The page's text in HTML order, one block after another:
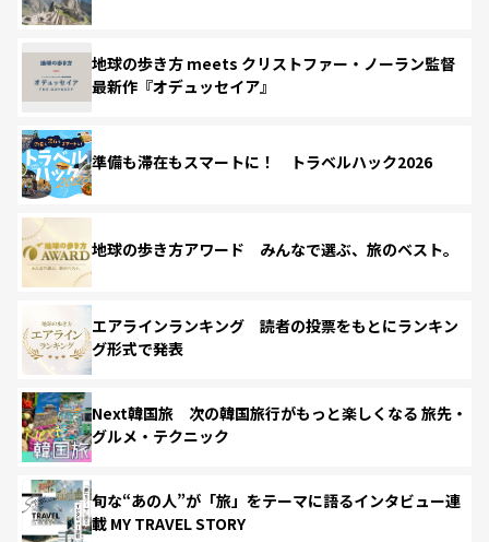
地球の歩き方 meets クリストファー・ノーラン監督
最新作『オデュッセイア』
準備も滞在もスマートに！ トラベルハック2026
地球の歩き方アワード みんなで選ぶ、旅のベスト。
エアラインランキング 読者の投票をもとにランキン
グ形式で発表
Next韓国旅 次の韓国旅行がもっと楽しくなる 旅先・
グルメ・テクニック
旬な“あの人”が「旅」をテーマに語るインタビュー連
載 MY TRAVEL STORY